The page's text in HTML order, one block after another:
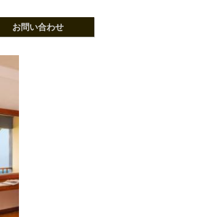
お問い合わせ